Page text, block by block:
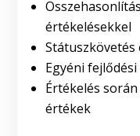
értékelésekkel
Egyéni
Értékelés
értékek